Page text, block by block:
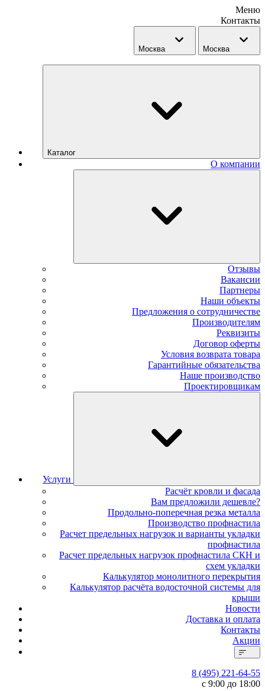
Меню
Контакты
Москва Москва
Каталог
О компании
Отзывы
Вакансии
Партнеры
Наши объекты
Предложения о сотрудничестве
Производителям
Реквизиты
Договор оферты
Условия возврата товара
Гарантийные обязательства
Наше производство
Проектировщикам
Услуги
Расчёт кровли и фасада
Вам предложили дешевле?
Продольно-поперечная резка металла
Производство профнастила
Расчет предельных нагрузок и варианты укладки
профнастила
Расчет предельных нагрузок профнастила СКН и
схем укладки
Калькулятор монолитного перекрытия
Калькулятор расчёта водосточной системы для
крыши
Новости
Доставка и оплата
Контакты
Акции
8 (495) 221-64-55
с 9:00 до 18:00